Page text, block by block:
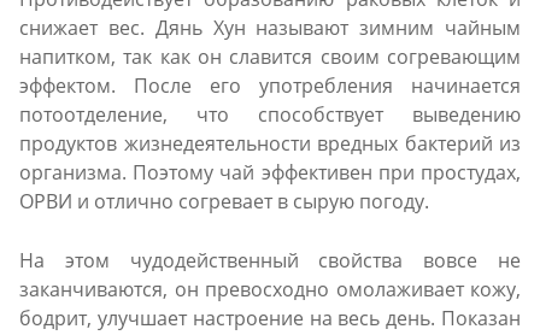
снижает вес. Дянь Хун называют зимним чайным
напитком, так как он славится своим согревающим
эффектом. После его употребления начинается
потоотделение, что способствует выведению
продуктов жизнедеятельности вредных бактерий из
организма. Поэтому чай эффективен при простудах,
ОРВИ и отлично согревает в сырую погоду.
На этом чудодейственный свойства вовсе не
заканчиваются, он превосходно омолаживает кожу,
бодрит, улучшает настроение на весь день. Показан